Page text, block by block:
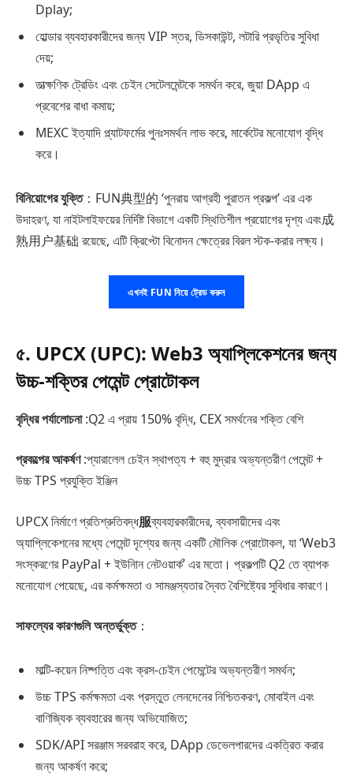
Dplay;
হোল্ডার ব্যবহারকারীদের জন্য VIP স্তর, ডিসকাউন্ট, লটারি প্রভৃতির সুবিধা
দেয়;
তাত্ক্ষণিক ট্রেডিং এবং চেইন সেটেলমেন্টকে সমর্থন করে, জুয়া DApp এ
প্রবেশের বাধা কমায়;
MEXC ইত্যাদি প্ল্যাটফর্মের পুনঃসমর্থন লাভ করে, মার্কেটের মনোযোগ বৃদ্ধি
করে।
বিনিয়োগের যুক্তি：FUN典型的 ‘পুনরায় আগ্রহী পুরাতন প্রকল্প’ এর এক
উদাহরণ, যা নাইটলাইফয়ের নির্দিষ্ট বিভাগে একটি স্থিতিশীল প্রয়োগের দৃশ্য এবং成
熟用户基础 রয়েছে, এটি ক্রিপ্টো বিনোদন ক্ষেত্রের বিরল স্টক-করার লক্ষ্য।
এখনই FUN নিয়ে ট্রেড করুন
৫. UPCX (UPC): Web3 অ্যাপ্লিকেশনের জন্য
উচ্চ-শক্তির পেমেন্ট প্রোটোকল
বৃদ্ধির পর্যালোচনা:Q2 এ প্রায় 150% বৃদ্ধি, CEX সমর্থনের শক্তি বেশি
প্রকল্পের আকর্ষণ:প্যারালেল চেইন স্থাপত্য + বহু মুদ্রার অভ্যন্তরীণ পেমেন্ট +
উচ্চ TPS প্রযুক্তি ইঞ্জিন
UPCX নির্মাণে প্রতিশ্রুতিবদ্ধ服ব্যবহারকারীদের, ব্যবসায়ীদের এবং
অ্যাপ্লিকেশনের মধ্যে পেমেন্ট দৃশ্যের জন্য একটি মৌলিক প্রোটোকল, যা ‘Web3
সংস্করণের PayPal + ইউনিান নেটওয়ার্ক’ এর মতো। প্রকল্পটি Q2 তে ব্যাপক
মনোযোগ পেয়েছে, এর কর্মক্ষমতা ও সামঞ্জস্যতার দ্বৈত বৈশিষ্ট্যের সুবিধার কারণে।
সাফল্যের কারণগুলি অন্তর্ভুক্ত：
মাল্টি-কয়েন নিষ্পত্তি এবং ক্রস-চেইন পেমেন্টের অভ্যন্তরীণ সমর্থন;
উচ্চ TPS কর্মক্ষমতা এবং প্রস্তুত লেনদেনের নিশ্চিতকরণ, মোবাইল এবং
বাণিজ্যিক ব্যবহারের জন্য অভিযোজিত;
SDK/API সরঞ্জাম সরবরাহ করে, DApp ডেভেলপারদের একত্রিত করার
জন্য আকর্ষণ করে;